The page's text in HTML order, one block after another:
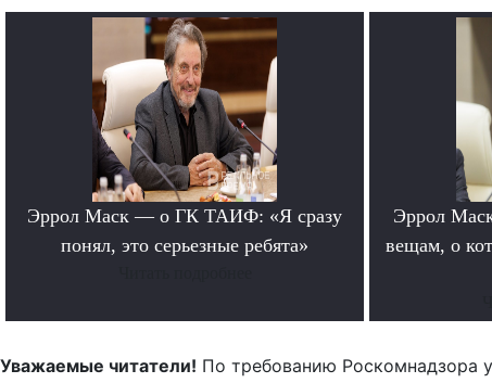
Эррол Маск — о ГК ТАИФ: «Я сразу
понял, это серьезные ребята»
Эррол
вещам, о
Уважаемые читатели! По требованию Роскомнадзора